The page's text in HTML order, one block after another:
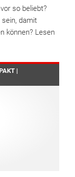
so beliebt?
damit
können? Lesen
|